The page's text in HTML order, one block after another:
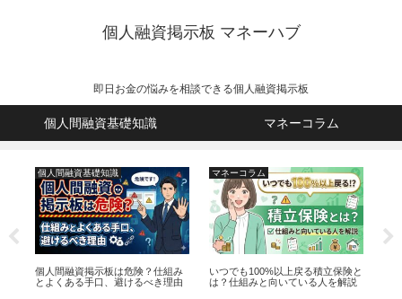
個人融資掲示板 マネーハブ
即日お金の悩みを相談できる個人融資掲示板
個人間融資基礎知識 マネーコラム
個人間融資基礎知識
個人間融資掲示板は危険？仕組み
とよくある手口、避けるべき理由
マネーコラム
いつでも100%以上戻る積立保険と
は？仕組みと向いている人を解説